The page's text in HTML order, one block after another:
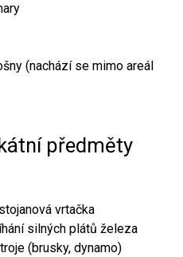
(nachází se mimo areál
předměty
vrtačka
silných plátů železa
(brusky, dynamo)